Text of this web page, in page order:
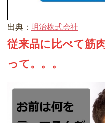
出典： 明治株式会社
従来品に比べて筋
って。。。